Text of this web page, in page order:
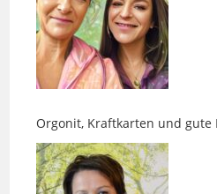
Orgonit, Kraftkarten und gute